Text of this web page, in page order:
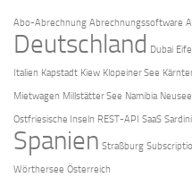
Abo-Abrechnung Abrechnungssoftware
Deutschland Dubai Eifel
Italien Kapstadt Kiew Klopeiner See
Mietwagen Millstätter See Namibia
Ostfriesische Inseln REST-API SaaS
Spanien Straßburg
Wörthersee Österreich